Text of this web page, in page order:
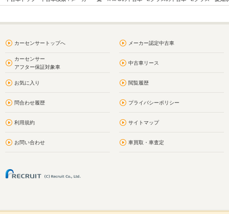
カーセンサートップへ メーカー認定中古車
カーセンサー
アフター保証対象車
中古車リース
お気に入り 閲覧履歴
問合わせ履歴 プライバシーポリシー
利用規約 サイトマップ
お問い合わせ 車買取・車査定